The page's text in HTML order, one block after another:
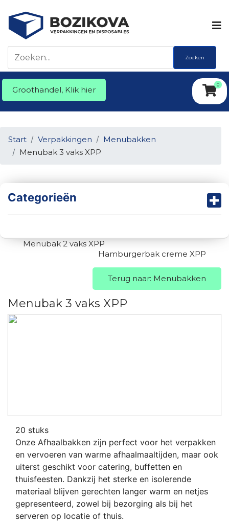
Zoeken
Groothandel, Klik hier
0
Start Verpakkingen
Menubakken
Menubak 3 vaks XPP
Categorieën
Menubak 2 vaks XPP
Hamburgerbak creme XPP
Terug naar: Menubakken
Menubak 3 vaks XPP
20 stuks
Onze Afhaalbakken zijn perfect voor het verpakken
en vervoeren van warme afhaalmaaltijden, maar ook
uiterst geschikt voor catering, buffetten en
thuisfeesten. Dankzij het sterke en isolerende
materiaal blijven gerechten langer warm en netjes
gepresenteerd, zowel bij bezorging als bij het
serveren op locatie of thuis.